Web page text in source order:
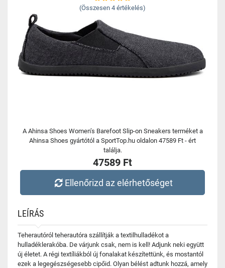
(Összesen 4 értékelés)
A Ahinsa Shoes Women’s Barefoot Slip-on Sneakers terméket a
Ahinsa Shoes gyártótól a SportTop.hu oldalon 47589 Ft - ért
találja.
47589 Ft
Ellenőrizd az elérhetőséget
LEÍRÁS
Teherautóról teherautóra szállítják a textilhulladékot a
hulladéklerakóba. De várjunk csak, nem is kell! Adjunk neki együtt
új életet. A régi textíliákból új fonalakat készítettünk, és mostantól
ezek a legegészségesebb cipőid. Olyan bélést adtunk hozzá, amely